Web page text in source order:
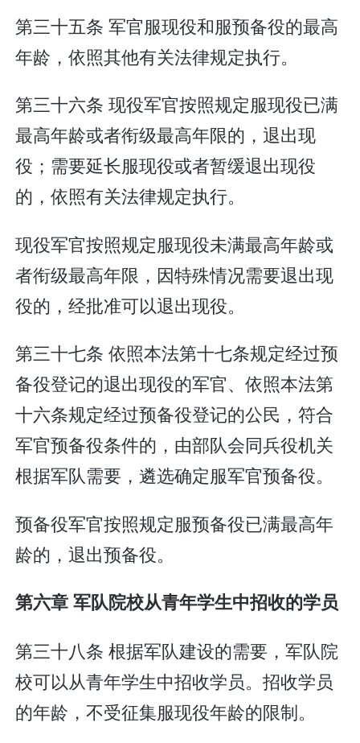
第三十五条 军官服现役和服预备役的最高
年龄，依照其他有关法律规定执行。
第三十六条 现役军官按照规定服现役已满
最高年龄或者衔级最高年限的，退出现
役；需要延长服现役或者暂缓退出现役
的，依照有关法律规定执行。
现役军官按照规定服现役未满最高年龄或
者衔级最高年限，因特殊情况需要退出现
役的，经批准可以退出现役。
第三十七条 依照本法第十七条规定经过预
备役登记的退出现役的军官、依照本法第
十六条规定经过预备役登记的公民，符合
军官预备役条件的，由部队会同兵役机关
根据军队需要，遴选确定服军官预备役。
预备役军官按照规定服预备役已满最高年
龄的，退出预备役。
第六章 军队院校从青年学生中招收的学员
第三十八条 根据军队建设的需要，军队院
校可以从青年学生中招收学员。招收学员
的年龄，不受征集服现役年龄的限制。